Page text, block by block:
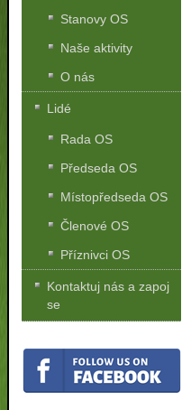
Stanovy OS
Naše aktivity
O nás
Lidé
Rada OS
Předseda OS
Místopředseda OS
Členové OS
Příznivci OS
Kontaktuj nás a zapoj
se